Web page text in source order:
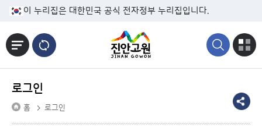
본문바로가기
이 누리집은 대한민국 공식 전자정부 누리집입니다.
로그인
홈 로그인